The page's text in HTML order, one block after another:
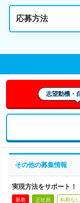
応募方法
志望動機・
その他の募集情報
実現方法をサポート
新着 正社員 転勤なし